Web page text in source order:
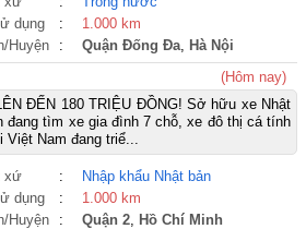
dụng :
1.000 km
Huyện : Quận Đống Đa, Hà Nội
(Hôm nay)
ĐẾN 180 TRIỆU ĐỒNG! Sở hữu xe Nhật
đang tìm xe gia đình 7 chỗ, xe đô thị cá tính
Việt Nam đang triể...
xứ :
Nhập khẩu Nhật bản
dụng :
1.000 km
Huyện : Quận 2, Hồ Chí Minh